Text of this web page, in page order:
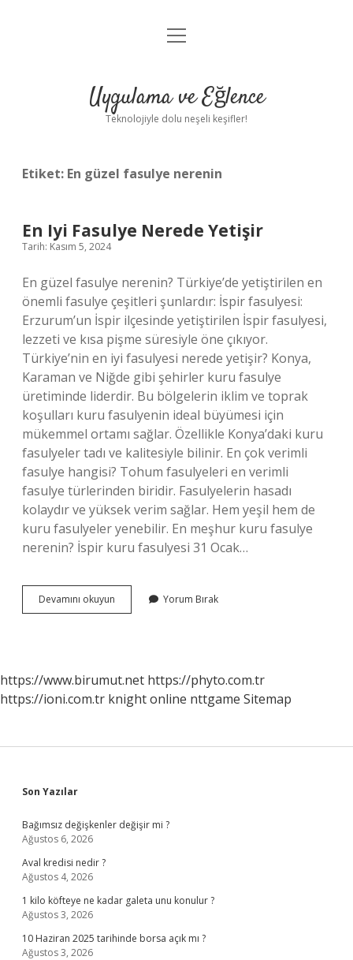
Anasayfa
Yasal Uyarı
menüyü
Uygulama ve Eğlence
Teknolojiyle dolu neşeli keşifler!
Etiket: En güzel fasulye nerenin
En Iyi Fasulye Nerede Yetişir
Tarih: Kasım 5, 2024
En güzel fasulye nerenin? Türkiye’de yetiştirilen en
önemli fasulye çeşitleri şunlardır: İspir fasulyesi:
Erzurum’un İspir ilçesinde yetiştirilen İspir fasulyesi,
lezzeti ve kısa pişme süresiyle öne çıkıyor.
Türkiye’nin en iyi fasulyesi nerede yetişir? Konya,
Karaman ve Niğde gibi şehirler kuru fasulye
üretiminde liderdir. Bu bölgelerin iklim ve toprak
koşulları kuru fasulyenin ideal büyümesi için
mükemmel ortamı sağlar. Özellikle Konya’daki kuru
fasulyeler tadı ve kalitesiyle bilinir. En çok verimli
fasulye hangisi? Tohum fasulyeleri en verimli
fasulye türlerinden biridir. Fasulyelerin hasadı
kolaydır ve yüksek verim sağlar. Hem yeşil hem de
kuru fasulyeler yenebilir. En meşhur kuru fasulye
nerenin? İspir kuru fasulyesi 31 Ocak…
Devamını okuyun
Iyi
Yorum Bırak
https://www.birumut.net https://phyto.com.tr
https://ioni.com.tr knight online nttgame Sitemap
Sidebar
Son Yazılar
Bağımsız değişkenler değişir mi ?
Ağustos 6, 2026
Aval kredisi nedir ?
Ağustos 4, 2026
1 kilo köfteye ne kadar galeta unu konulur ?
Ağustos 3, 2026
10 Haziran 2025 tarihinde borsa açık mı ?
Ağustos 3, 2026